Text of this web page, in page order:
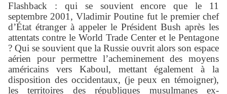
Flashback : qui se souvient encore que le 11
septembre 2001, Vladimir Poutine fut le premier chef
d’État étranger à appeler le Président Bush après les
attentats contre le World Trade Center et le Pentagone
? Qui se souvient que la Russie ouvrit alors son espace
aérien pour permettre l’acheminement des moyens
américains vers Kaboul, mettant également à la
disposition des occidentaux, (je peux en témoigner),
les territoires des républiques musulmanes ex-